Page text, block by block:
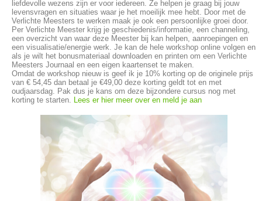
liefdevolle wezens zijn er voor iedereen. Ze helpen je graag bij jouw
levensvragen en situaties waar je het moeilijk mee hebt. Door met de
Verlichte Meesters te werken maak je ook een persoonlijke groei door.
Per Verlichte Meester krijg je geschiedenis/informatie, een channeling,
een overzicht van waar deze Meester bij kan helpen, aanroepingen en
een visualisatie/energie werk. Je kan de hele workshop online volgen en
als je wilt het bonusmateriaal downloaden en printen om een Verlichte
Meesters Journaal en een eigen kaartenset te maken.
Omdat de workshop nieuw is geef ik je 10% korting op de originele prijs
van € 54,45 dan betaal je €49,00 deze korting geldt tot en met
oudjaarsdag. Pak dus je kans om deze bijzondere cursus nog met
korting te starten. Lees er hier meer over en meld je aan